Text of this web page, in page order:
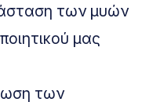
των μυών
μας
των